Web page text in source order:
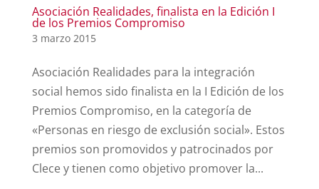
Asociación Realidades, finalista en la Edición I
de los Premios Compromiso
3 marzo 2015
Asociación Realidades para la integración
social hemos sido finalista en la I Edición de los
Premios Compromiso, en la categoría de
«Personas en riesgo de exclusión social». Estos
premios son promovidos y patrocinados por
Clece y tienen como objetivo promover la...